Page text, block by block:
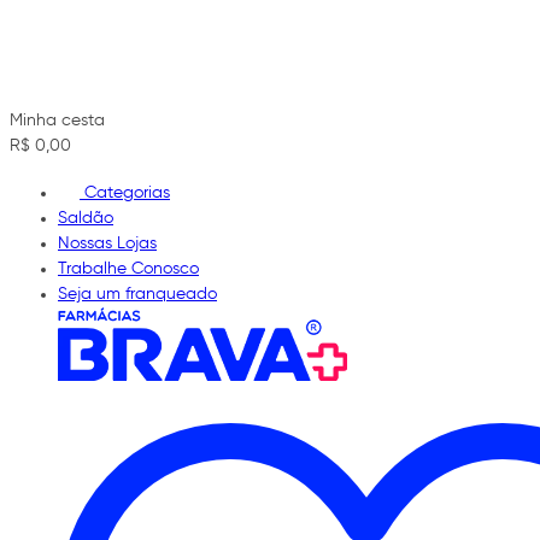
Minha cesta
R$ 0,00
Categorias
Saldão
Nossas Lojas
Trabalhe Conosco
Seja um franqueado